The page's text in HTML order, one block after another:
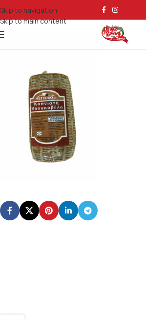
Skip to navigation
Skip to main content
DIO_1054